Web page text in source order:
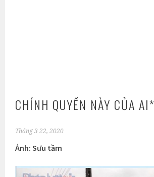
CHÍNH QUYỀN NÀY CỦA AI*
Tháng 3 22, 2020
Ảnh: Sưu tầm